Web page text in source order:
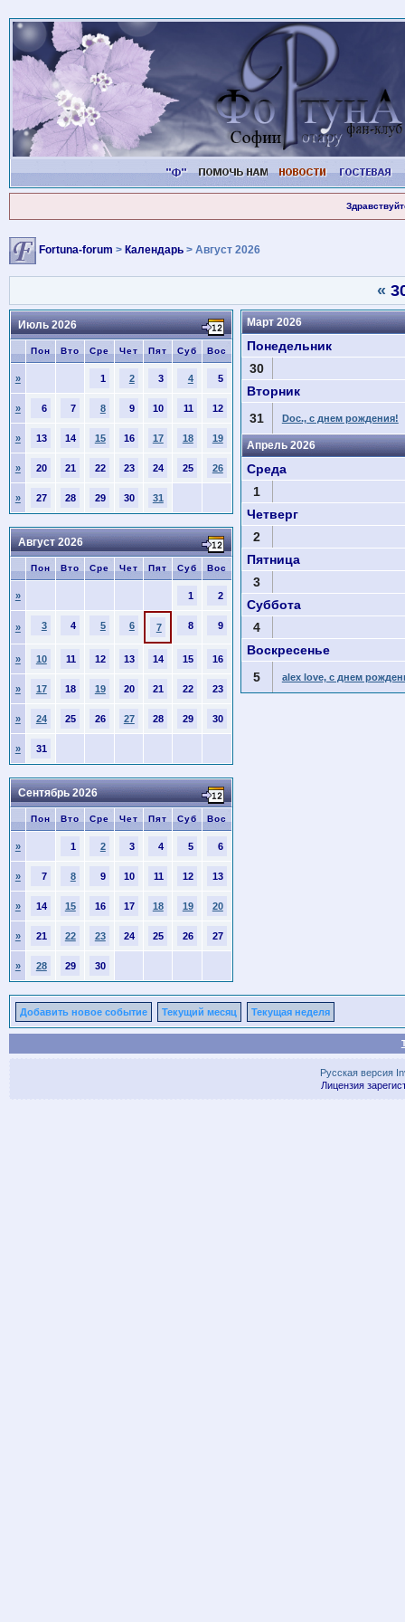
Fortuna-forum > Календарь> Август 2026
«
Июль 2026
Пон Вто Сре Чет Пят Суб Вос
» 1 2 3 4 5
» 6 7 8 9 10 11 12
» 13 14 15 16 17 18 19
» 20 21 22 23 24 25 26
» 27 28 29 30 31
Август 2026
Пон Вто Сре Чет Пят Суб Вос
» 1 2
» 3 4 5 6 7 8 9
» 10 11 12 13 14 15 16
» 17 18 19 20 21 22 23
» 24 25 26 27 28 29 30
» 31
Сентябрь 2026
Пон Вто Сре Чет Пят Суб Вос
» 1 2 3 4 5 6
» 7 8 9 10 11 12 13
» 14 15 16 17 18 19 20
» 21 22 23 24 25 26 27
» 28 29 30
Март 2026
Понедельник
30
Вторник
31
Doc., с днем рождения!
Апрель 2026
Среда
1
Четверг
2
Пятница
3
Суббота
4
Воскресенье
5
alex love, с днем
Добавить новое событие Текущий месяц Текущая неделя
Русская версия
Лицензия